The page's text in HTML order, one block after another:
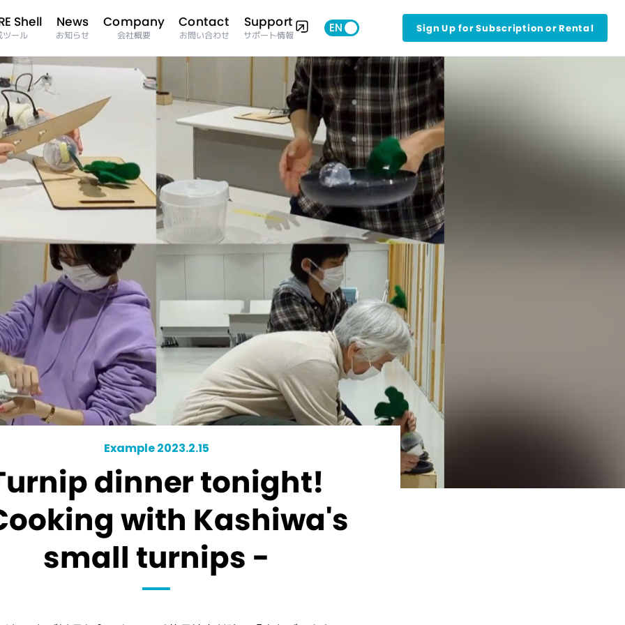
Shell
ツール
News
お知らせ
Company
会社概要
Contact
お問い合わせ
Support
サポート情報
Sign Up for Subscription or Rental
Example 2023.2.15
dinner tonight!
with Kashiwa's
small turnips -